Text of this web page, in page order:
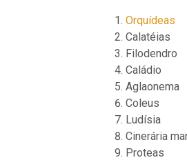
Orquídeas
Calatéias
Filodendro
Caládio
Aglaonema
Coleus
Ludísia
Cinerária
Proteas